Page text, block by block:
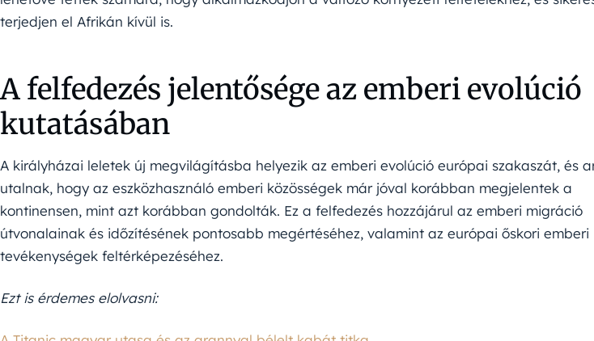
terjedjen el Afrikán kívül is.
A felfedezés jelentősége az emberi evolúció
kutatásában
A királyházai leletek új megvilágításba helyezik az emberi evolúció európai szakaszát, és
utalnak, hogy az eszközhasználó emberi közösségek már jóval korábban megjelentek a
kontinensen, mint azt korábban gondolták. Ez a felfedezés hozzájárul az emberi migráció
útvonalainak és időzítésének pontosabb megértéséhez, valamint az európai őskori emberi
tevékenységek feltérképezéséhez.
Ezt is érdemes elolvasni: